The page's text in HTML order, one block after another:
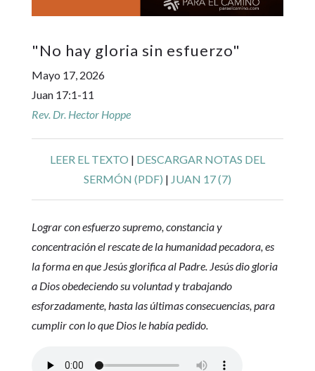
"No hay gloria sin esfuerzo"
Mayo 17, 2026
Juan 17:1-11
Rev. Dr. Hector Hoppe
LEER EL TEXTO | DESCARGAR NOTAS DEL
SERMÓN (PDF) | JUAN 17 (7)
Lograr con esfuerzo supremo, constancia y
concentración el rescate de la humanidad pecadora, es
la forma en que Jesús glorifica al Padre. Jesús dio gloria
a Dios obedeciendo su voluntad y trabajando
esforzadamente, hasta las últimas consecuencias, para
cumplir con lo que Dios le había pedido.